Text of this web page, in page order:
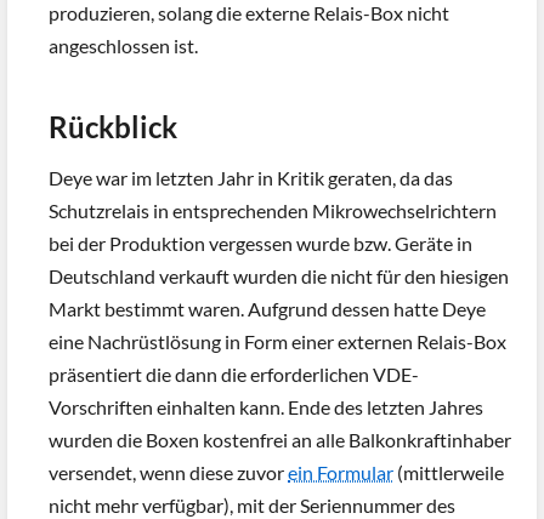
produzieren, solang die externe Relais-Box nicht
angeschlossen ist.
Rückblick
Deye war im letzten Jahr in Kritik geraten, da das
Schutzrelais in entsprechenden Mikrowechselrichtern
bei der Produktion vergessen wurde bzw. Geräte in
Deutschland verkauft wurden die nicht für den hiesigen
Markt bestimmt waren. Aufgrund dessen hatte Deye
eine Nachrüstlösung in Form einer externen Relais-Box
präsentiert die dann die erforderlichen VDE-
Vorschriften einhalten kann. Ende des letzten Jahres
wurden die Boxen kostenfrei an alle Balkonkraftinhaber
versendet, wenn diese zuvorein Formular (mittlerweile
nicht mehr verfügbar), mit der Seriennummer des